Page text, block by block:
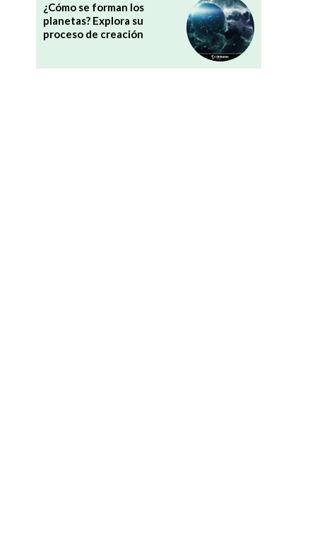
¿Cómo se forman los
planetas? Explora su
proceso de creación